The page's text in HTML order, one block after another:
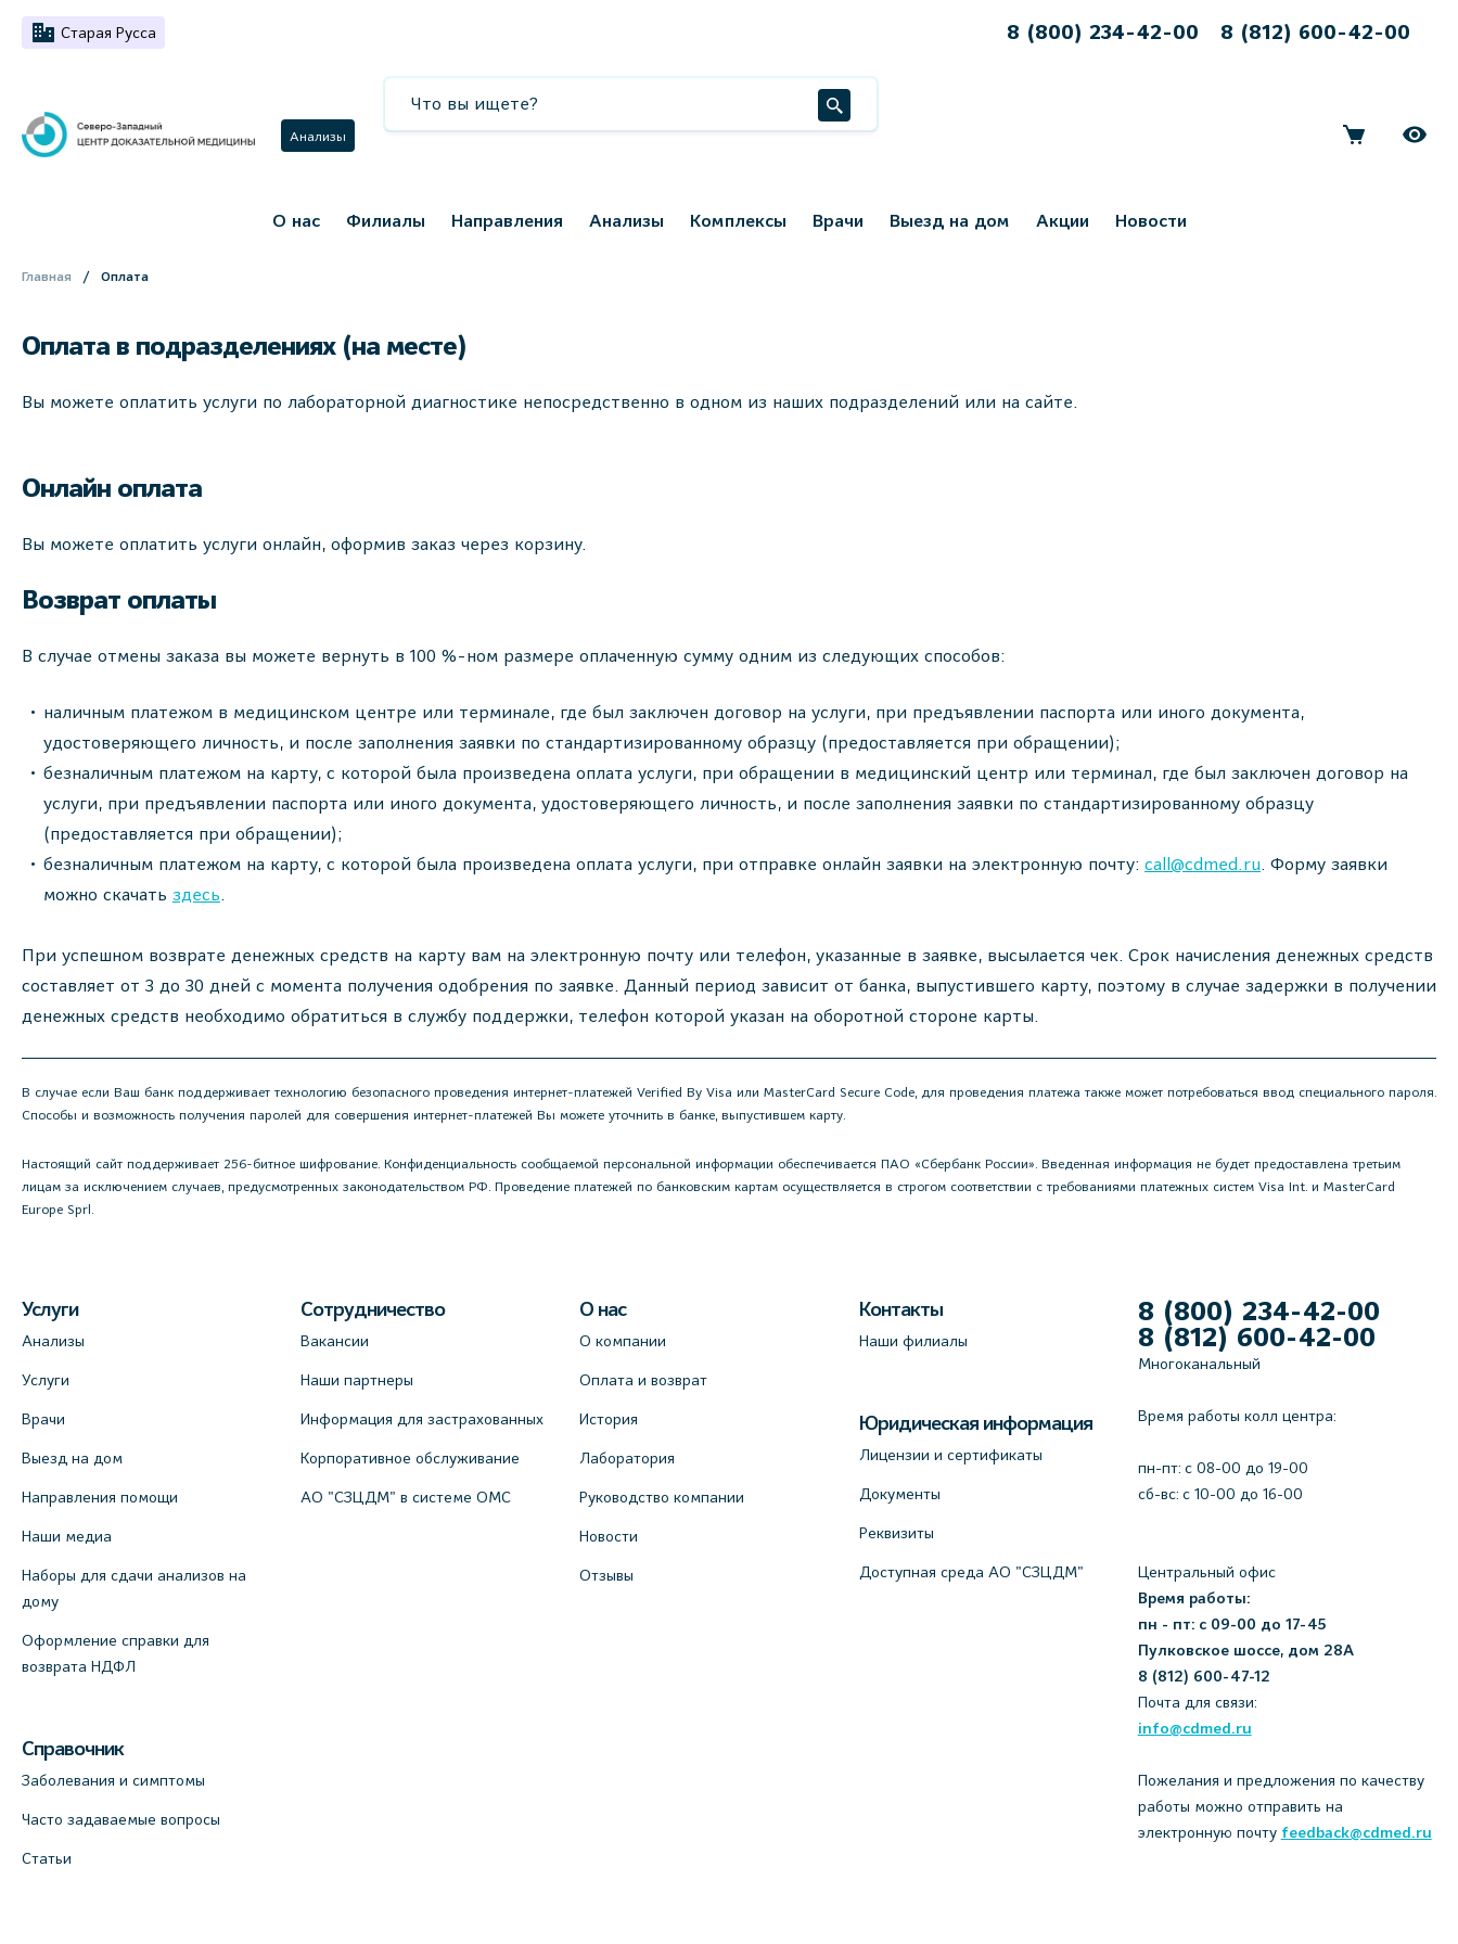
Старая Русса 8 (800) 234-42-00 8 (812) 600-42-00
Анализы
О нас Филиалы Направления Анализы Комплексы Врачи Выезд на дом Акции Новости
Главная Оплата
Оплата в подразделениях (на месте)
Вы можете оплатить услуги по лабораторной диагностике непосредственно в одном из наших подразделений или на сайте.
Онлайн оплата
Вы можете оплатить услуги онлайн, оформив заказ через корзину.
Возврат оплаты
В случае отмены заказа вы можете вернуть в 100 %-ном размере оплаченную сумму одним из следующих способов:
наличным платежом в медицинском центре или терминале, где был заключен договор на услуги, при предъявлении паспорта или иного документа,
удостоверяющего личность, и после заполнения заявки по стандартизированному образцу (предоставляется при обращении);
безналичным платежом на карту, с которой была произведена оплата услуги, при обращении в медицинский центр или терминал, где был заключен договор на
услуги, при предъявлении паспорта или иного документа, удостоверяющего личность, и после заполнения заявки по стандартизированному образцу
(предоставляется при обращении);
безналичным платежом на карту, с которой была произведена оплата услуги, при отправке онлайн заявки на электронную почту: call@cdmed.ru. Форму заявки
можно скачать здесь.
При успешном возврате денежных средств на карту вам на электронную почту или телефон, указанные в заявке, высылается чек. Срок начисления денежных средств
составляет от 3 до 30 дней с момента получения одобрения по заявке. Данный период зависит от банка, выпустившего карту, поэтому в случае задержки в получении
денежных средств необходимо обратиться в службу поддержки, телефон которой указан на оборотной стороне карты.
В случае если Ваш банк поддерживает технологию безопасного проведения интернет-платежей Verified By Visa или MasterCard Secure Code, для проведения платежа также может потребоваться ввод специального пароля.
Способы и возможность получения паролей для совершения интернет-платежей Вы можете уточнить в банке, выпустившем карту.
Настоящий сайт поддерживает 256-битное шифрование. Конфиденциальность сообщаемой персональной информации обеспечивается ПАО «Сбербанк России». Введенная информация не будет предоставлена третьим
лицам за исключением случаев, предусмотренных законодательством РФ. Проведение платежей по банковским картам осуществляется в строгом соответствии с требованиями платежных систем Visa Int. и MasterCard
Europe Sprl.
Услуги
Анализы
Услуги
Врачи
Выезд на дом
Направления помощи
Наши медиа
Наборы для сдачи анализов на
дому
Оформление справки для
возврата НДФЛ
Справочник
Заболевания и симптомы
Часто задаваемые вопросы
Статьи
Сотрудничество
Вакансии
Наши партнеры
Информация для застрахованных
Корпоративное обслуживание
АО "СЗЦДМ" в системе ОМС
О нас
О компании
Оплата и возврат
История
Лаборатория
Руководство компании
Новости
Отзывы
Контакты
Наши филиалы
Юридическая информация
Лицензии и сертификаты
Документы
Реквизиты
Доступная среда АО "СЗЦДМ"
8 (800) 234-42-00
8 (812) 600-42-00
Многоканальный
Время работы колл центра:
пн-пт: c 08-00 до 19-00
сб-вс: с 10-00 до 16-00
Центральный офис
Время работы:
пн - пт: с 09-00 до 17-45
Пулковское шоссе, дом 28А
8 (812) 600-47-12
Почта для связи:
info@cdmed.ru
Пожелания и предложения по качеству
работы можно отправить на
электронную почту feedback@cdmed.ru